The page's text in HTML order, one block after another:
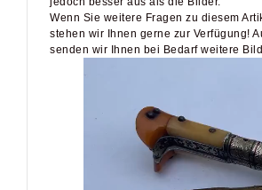
Wenn Sie weitere Fragen zu diesem
stehen wir Ihnen gerne zur Verfügung!
senden wir Ihnen bei Bedarf weitere